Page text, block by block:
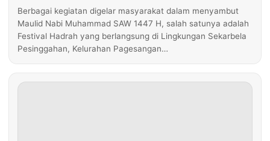
Berbagai kegiatan digelar masyarakat dalam menyambut
Maulid Nabi Muhammad SAW 1447 H, salah satunya adalah
Festival Hadrah yang berlangsung di Lingkungan Sekarbela
Pesinggahan, Kelurahan Pagesangan…